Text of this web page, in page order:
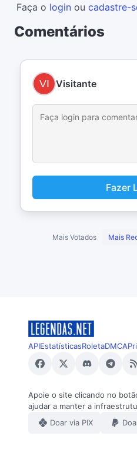
Faça o login ou cadastre-
Comentários
Visitante
Fazer
Mais Votados Mais
APIEstatísticasRoletaDMCA
Apoie o site clicando no
ajudar a manter a
Doar via PIX